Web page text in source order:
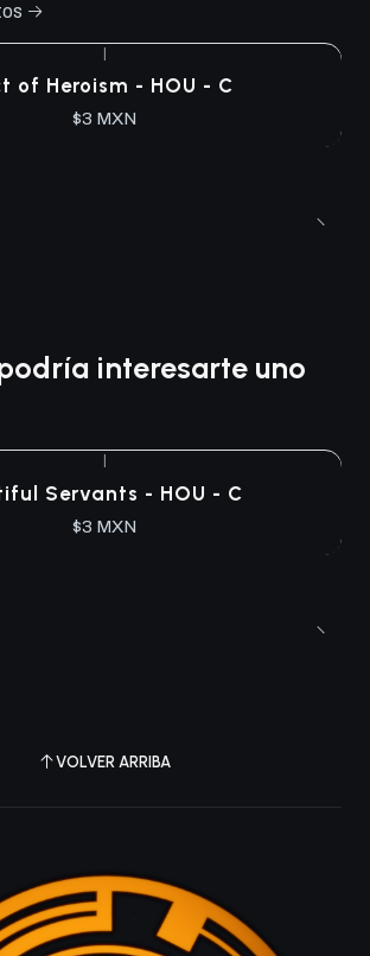
of Heroism - HOU - C
$3 MXN
interesarte uno
Servants - HOU - C
$3 MXN
VOLVER ARRIBA